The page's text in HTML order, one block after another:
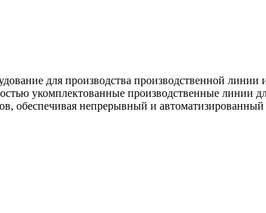
для производства производственной
укомплектованные производственные линии
обеспечивая непрерывный и автоматизированный